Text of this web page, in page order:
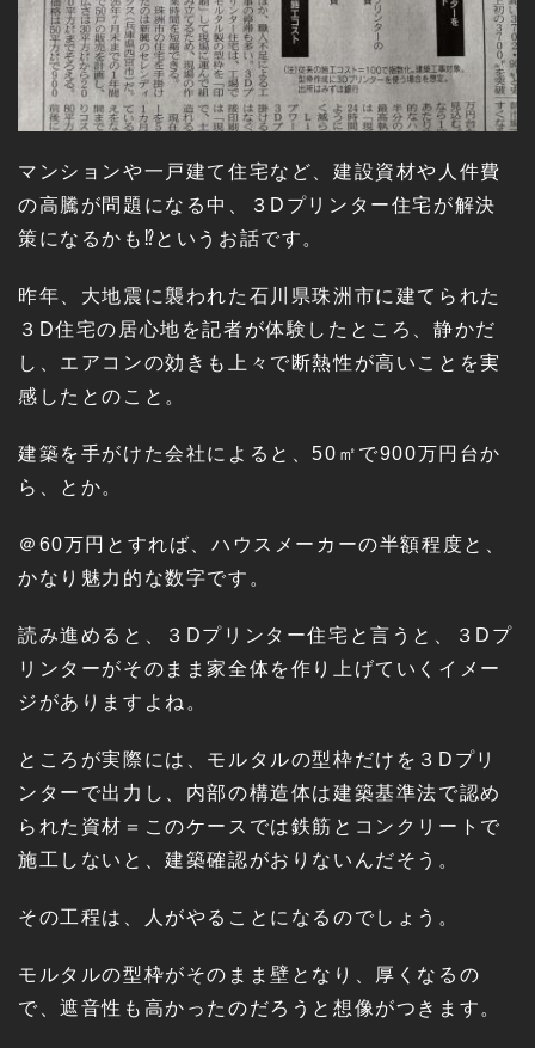
マンションや一戸建て住宅など、建設資材や人件費
の高騰が問題になる中、３Dプリンター住宅が解決
策になるかも⁉というお話です。
昨年、大地震に襲われた石川県珠洲市に建てられた
３D住宅の居心地を記者が体験したところ、静かだ
し、エアコンの効きも上々で断熱性が高いことを実
感したとのこと。
建築を手がけた会社によると、50㎡で900万円台か
ら、とか。
＠60万円とすれば、ハウスメーカーの半額程度と、
かなり魅力的な数字です。
読み進めると、３Dプリンター住宅と言うと、３Dプ
リンターがそのまま家全体を作り上げていくイメー
ジがありますよね。
ところが実際には、モルタルの型枠だけを３Dプリ
ンターで出力し、内部の構造体は建築基準法で認め
られた資材＝このケースでは鉄筋とコンクリートで
施工しないと、建築確認がおりないんだそう。
その工程は、人がやることになるのでしょう。
モルタルの型枠がそのまま壁となり、厚くなるの
で、遮音性も高かったのだろうと想像がつきます。